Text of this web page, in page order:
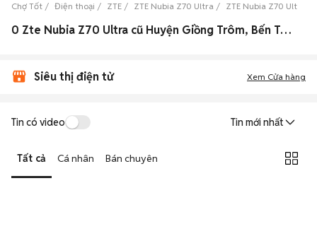
Chợ Tốt Điện thoại ZTE ZTE Nubia Z70 Ultra ZTE Nubia Z70 Ultra
0 Zte Nubia Z70 Ultra cũ Huyện Giồng Trôm, Bến Tre đẹp
Siêu thị điện tử Xem Cửa hàng
Tin có video Tin mới nhất
Tất cả Cá nhân Bán chuyên